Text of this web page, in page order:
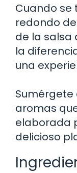
Cuando
redondo
de la
la
una
Sumérgete
aromas
elaborada
delicioso